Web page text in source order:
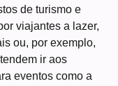
de turismo e
viajantes a lazer,
ou, por exemplo,
ir aos
eventos como a